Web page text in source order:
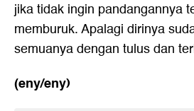
jika tidak ingin pandangannya
memburuk. Apalagi dirinya
semuanya dengan tulus dan
(eny/eny)